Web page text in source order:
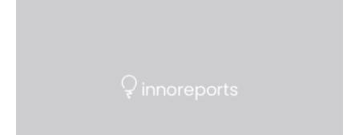
derzeitigen Verbreitungsgebiets bis zum Jahr 2100